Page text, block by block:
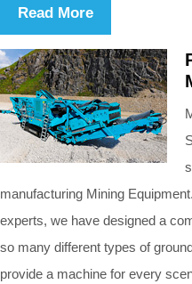
Read More
manufacturing Mining
experts, we have designed a
so many different types of
provide a machine for every